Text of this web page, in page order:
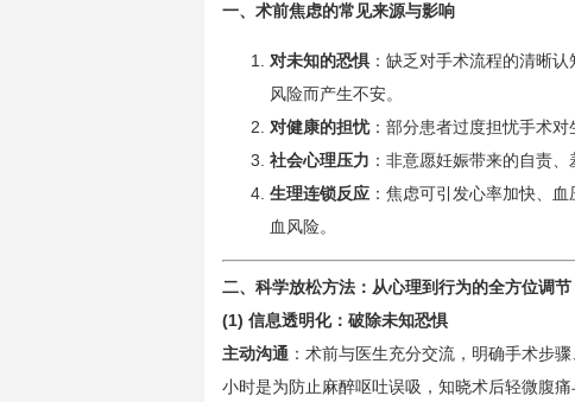
一、术前焦虑的常见来源与影响
对未知的恐惧 ：缺乏对手术流程的清晰
风险而产生不安。
对健康的担忧：部分患者过度担忧手术对
社会心理压力 ：非意愿妊娠带来的自责
生理连锁反应 ：焦虑可引发心率加快、
血风险。
二、科学放松方法：从心理到行为的全方位调节
(1) 信息透明化：破除未知恐惧
主动沟通 ：术前与医生充分交流，明确手术步
小时是为防止麻醉呕吐误吸，知晓术后轻微腹痛